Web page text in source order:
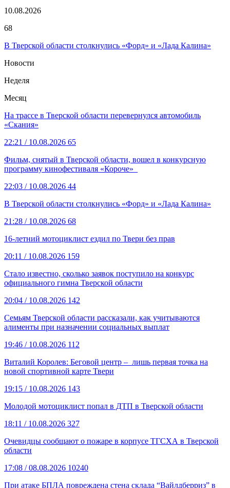
10.08.2026
68
В Тверской области столкнулись «Форд» и «Лада Калина»
Новости
Неделя
Месяц
На трассе в Тверской области перевернулся автомобиль
«Скания»
22:21 / 10.08.2026 65
Фильм, снятый в Тверской области, вошел в конкурсную
программу кинофестиваля «Короче»
22:03 / 10.08.2026 44
В Тверской области столкнулись «Форд» и «Лада Калина»
21:28 / 10.08.2026 68
16-летний мотоциклист ездил по Твери без прав
20:11 / 10.08.2026 159
Стало известно, сколько заявок поступило на конкурс
официального гимна Тверской области
20:04 / 10.08.2026 142
Семьям Тверской области рассказали, как учитываются
алименты при назначении социальных выплат
19:46 / 10.08.2026 112
Виталий Королев: Беговой центр – лишь первая точка на
новой спортивной карте Твери
19:15 / 10.08.2026 143
Молодой мотоциклист попал в ДТП в Тверской области
18:11 / 10.08.2026 327
Очевидцы сообщают о пожаре в корпусе ТГСХА в Тверской
области
17:08 / 08.08.2026 10240
При атаке БПЛА повреждена стена склада “Вайлдберриз” в